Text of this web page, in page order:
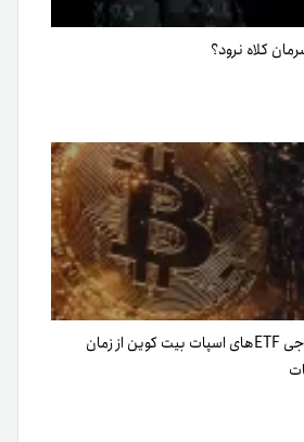
کلاه نرود؟
رکوردشکنی جریان خروجی ETFهای اسپات بیت کوین از زمان